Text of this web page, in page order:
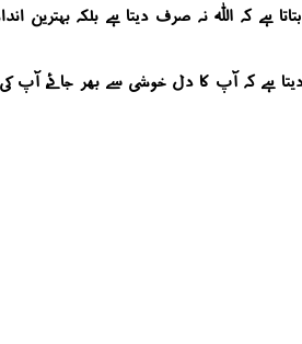
ہے کہ اللہ نہ صرف دیتا ہے بلکہ بہترین
ہے کہ آپ کا دل خوشی سے بھر جائے، آپ